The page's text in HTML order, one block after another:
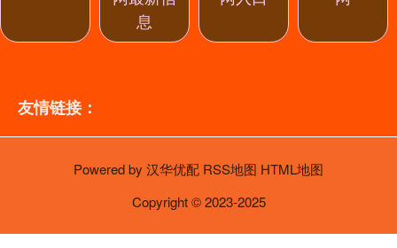
息
友情链接：
Powered by 汉华优配 RSS地图 HTML地图
Copyright© 2023-2025